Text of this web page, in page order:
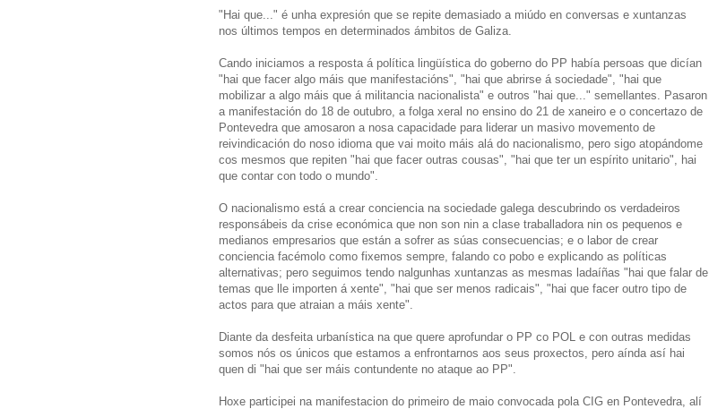
"Hai que..." é unha expresión que se repite demasiado a miúdo en conversas e xuntanzas
nos últimos tempos en determinados ámbitos de Galiza.
Cando iniciamos a resposta á política lingüística do goberno do PP había persoas que dicían
"hai que facer algo máis que manifestacións", "hai que abrirse á sociedade", "hai que
mobilizar a algo máis que á militancia nacionalista" e outros "hai que..." semellantes. Pasaron
a manifestación do 18 de outubro, a folga xeral no ensino do 21 de xaneiro e o concertazo de
Pontevedra que amosaron a nosa capacidade para liderar un masivo movemento de
reivindicación do noso idioma que vai moito máis alá do nacionalismo, pero sigo atopándome
cos mesmos que repiten "hai que facer outras cousas", "hai que ter un espírito unitario", hai
que contar con todo o mundo".
O nacionalismo está a crear conciencia na sociedade galega descubrindo os verdadeiros
responsábeis da crise económica que non son nin a clase traballadora nin os pequenos e
medianos empresarios que están a sofrer as súas consecuencias; e o labor de crear
conciencia facémolo como fixemos sempre, falando co pobo e explicando as políticas
alternativas; pero seguimos tendo nalgunhas xuntanzas as mesmas ladaíñas "hai que falar de
temas que lle importen á xente", "hai que ser menos radicais", "hai que facer outro tipo de
actos para que atraian a máis xente".
Diante da desfeita urbanística na que quere aprofundar o PP co POL e con outras medidas
somos nós os únicos que estamos a enfrontarnos aos seus proxectos, pero aínda así hai
quen di "hai que ser máis contundente no ataque ao PP".
Hoxe participei na manifestacion do primeiro de maio convocada pola CIG en Pontevedra, alí